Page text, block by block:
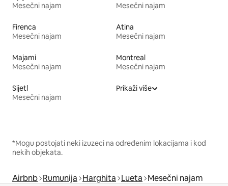
Mesečni najam
Mesečni najam
Firenca
Mesečni najam
Atina
Mesečni najam
Majami
Mesečni najam
Montreal
Mesečni najam
Sijetl
Mesečni najam
Prikaži više
*Mogu postojati neki izuzeci na određenim lokacijama i kod
nekih objekata.
Airbnb Rumunija Harghita Lueta Mesečni najam